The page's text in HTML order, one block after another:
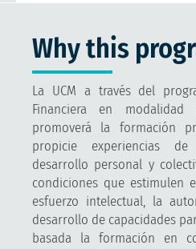
Why this
La UCM a través del
Financiera en
promoverá la formación
propicie experiencias
desarrollo personal y
condiciones que estimulen
esfuerzo intelectual, la
desarrollo de capacidades
basada la formación en